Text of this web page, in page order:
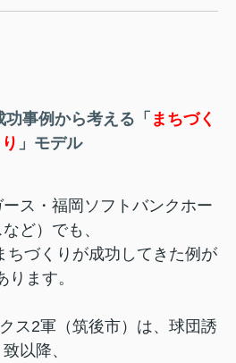
事例から考える「 まちづく
り 」モデル
ス・福岡ソフトバンクホー
ど）でも、
ちづくりが成功してきた例が
ります。
ス2軍（筑後市）は、球団誘
致以降、